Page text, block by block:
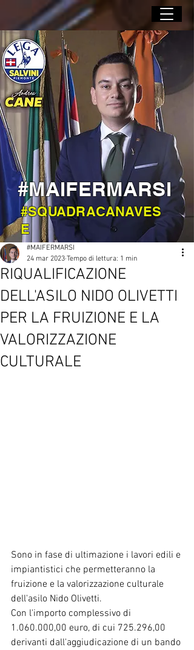
RIQUALIFICAZIONE
DELL'ASILO NIDO OLIVETTI
PER LA FRUIZIONE E LA
VALORIZZAZIONE
CULTURALE
#MAIFERMARSI
24 mar 2023 Tempo di lettura: 1 min
Sono in fase di ultimazione i lavori edili e
impiantistici che permetteranno la
fruizione e la valorizzazione culturale
dell'asilo Nido Olivetti.
Con l'importo complessivo di
1.060.000,00 euro, di cui 725.296,00
derivanti dall'aggiudicazione di un bando
#MAIFERMARSI
#SQUADRACANAVES
E